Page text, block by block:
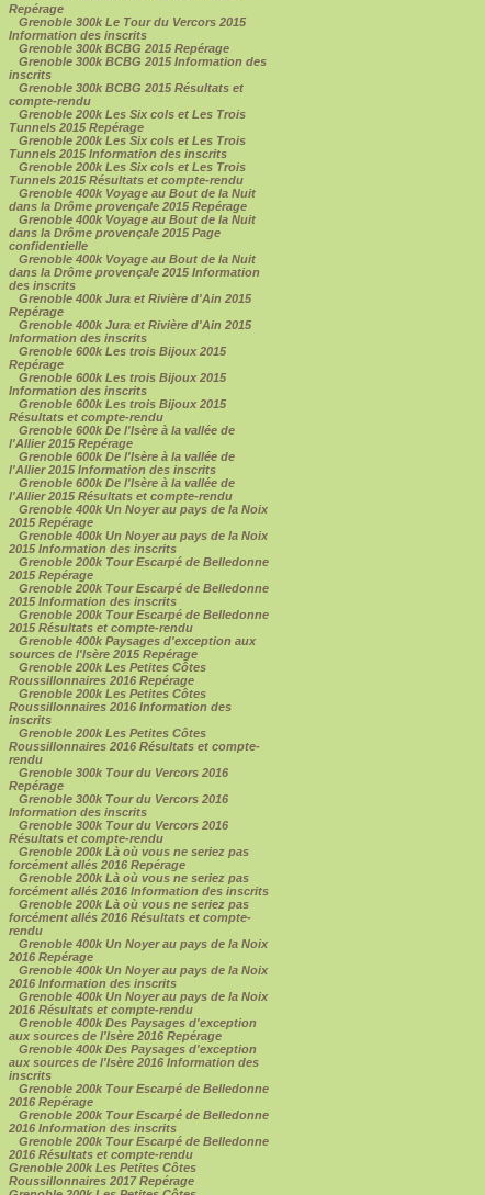
Repérage
Grenoble 300k Le Tour du Vercors 2015
Information des inscrits
Grenoble 300k BCBG 2015 Repérage
Grenoble 300k BCBG 2015 Information des
inscrits
Grenoble 300k BCBG 2015 Résultats et
compte-rendu
Grenoble 200k Les Six cols et Les Trois
Tunnels 2015 Repérage
Grenoble 200k Les Six cols et Les Trois
Tunnels 2015 Information des inscrits
Grenoble 200k Les Six cols et Les Trois
Tunnels 2015 Résultats et compte-rendu
Grenoble 400k Voyage au Bout de la Nuit
dans la Drôme provençale 2015 Repérage
Grenoble 400k Voyage au Bout de la Nuit
dans la Drôme provençale 2015 Page
confidentielle
Grenoble 400k Voyage au Bout de la Nuit
dans la Drôme provençale 2015 Information
des inscrits
Grenoble 400k Jura et Rivière d'Ain 2015
Repérage
Grenoble 400k Jura et Rivière d'Ain 2015
Information des inscrits
Grenoble 600k Les trois Bijoux 2015
Repérage
Grenoble 600k Les trois Bijoux 2015
Information des inscrits
Grenoble 600k Les trois Bijoux 2015
Résultats et compte-rendu
Grenoble 600k De l'Isère à la vallée de
l'Allier 2015 Repérage
Grenoble 600k De l'Isère à la vallée de
l'Allier 2015 Information des inscrits
Grenoble 600k De l'Isère à la vallée de
l'Allier 2015 Résultats et compte-rendu
Grenoble 400k Un Noyer au pays de la Noix
2015 Repérage
Grenoble 400k Un Noyer au pays de la Noix
2015 Information des inscrits
Grenoble 200k Tour Escarpé de Belledonne
2015 Repérage
Grenoble 200k Tour Escarpé de Belledonne
2015 Information des inscrits
Grenoble 200k Tour Escarpé de Belledonne
2015 Résultats et compte-rendu
Grenoble 400k Paysages d'exception aux
sources de l'Isère 2015 Repérage
Grenoble 200k Les Petites Côtes
Roussillonnaires 2016 Repérage
Grenoble 200k Les Petites Côtes
Roussillonnaires 2016 Information des
inscrits
Grenoble 200k Les Petites Côtes
Roussillonnaires 2016 Résultats et compte-
rendu
Grenoble 300k Tour du Vercors 2016
Repérage
Grenoble 300k Tour du Vercors 2016
Information des inscrits
Grenoble 300k Tour du Vercors 2016
Résultats et compte-rendu
Grenoble 200k Là où vous ne seriez pas
forcément allés 2016 Repérage
Grenoble 200k Là où vous ne seriez pas
forcément allés 2016 Information des inscrits
Grenoble 200k Là où vous ne seriez pas
forcément allés 2016 Résultats et compte-
rendu
Grenoble 400k Un Noyer au pays de la Noix
2016 Repérage
Grenoble 400k Un Noyer au pays de la Noix
2016 Information des inscrits
Grenoble 400k Un Noyer au pays de la Noix
2016 Résultats et compte-rendu
Grenoble 400k Des Paysages d'exception
aux sources de l'Isère 2016 Repérage
Grenoble 400k Des Paysages d'exception
aux sources de l'Isère 2016 Information des
inscrits
Grenoble 200k Tour Escarpé de Belledonne
2016 Repérage
Grenoble 200k Tour Escarpé de Belledonne
2016 Information des inscrits
Grenoble 200k Tour Escarpé de Belledonne
2016 Résultats et compte-rendu
Grenoble 200k Les Petites Côtes
Roussillonnaires 2017 Repérage